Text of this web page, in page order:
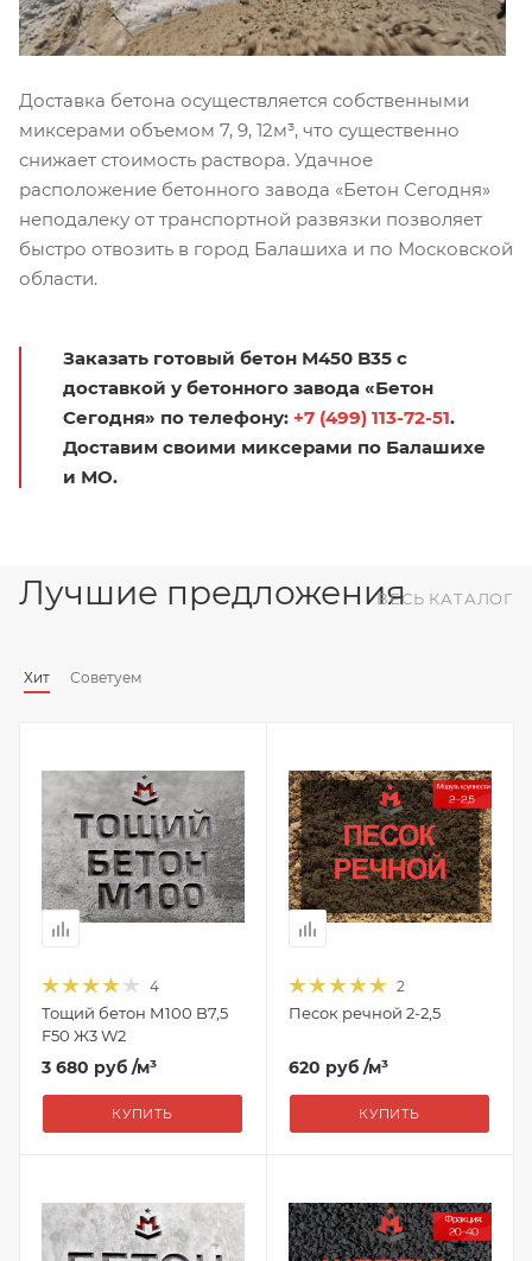
Доставка бетона осуществляется собственными
миксерами объемом 7, 9, 12м³, что существенно
снижает стоимость раствора. Удачное
расположение бетонного завода «Бетон Сегодня»
неподалеку от транспортной развязки позволяет
быстро отвозить в город Балашиха и по Московской
области.
Заказать готовый бетон М450 B35 с
доставкой у бетонного завода «Бетон
Сегодня» по телефону: +7 (499) 113-72-51.
Доставим своими миксерами по Балашихе
и МО.
Лучшие предложения
Хит Советуем
ВЕСЬ КАТАЛОГ
4
Тощий бетон М100 B7,5
F50 Ж3 W2
3 680 руб /м³
КУПИТЬ
2
Песок речной 2-2,5
620 руб /м³
КУПИТЬ